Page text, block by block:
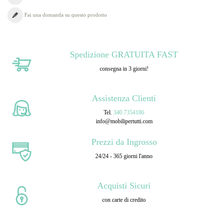
Fai una domanda su questo prodotto
Spedizione GRATUITA FAST
consegna in 3 giorni!
Assistenza Clienti
Tel. 340.7354186
info@mobilipertutti.com
Prezzi da Ingrosso
24/24 - 365 giorni l'anno
Acquisti Sicuri
con carte di credito